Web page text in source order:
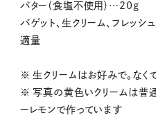
バター（食塩不使用）…20g
バゲット、生クリーム、フレッシ
適量
※ 生クリームはお好みで。なく
※ 写真の黄色いクリームは普
ーレモンで作っています